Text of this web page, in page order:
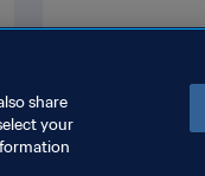
share
your